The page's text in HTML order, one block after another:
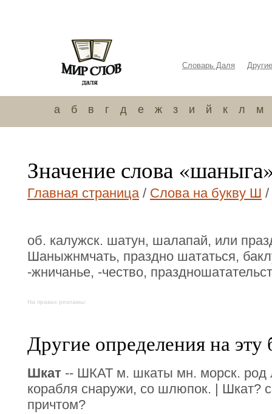
Словарь Даля
а б в г д е ж з и й к л м
Значение слова
Главная страница/ Слова на букву Ш /
об. калужск. шатун, шалапай, или
Шаныжнмчать, праздно шататься,
-жничанье, -чество,
На правах рекламы:
Другие определения на эту
Шкат -- ШКАТ м. шкаты мн. морск. род
корабля снаружи, со шлюпок. | Шкат?
причтом?